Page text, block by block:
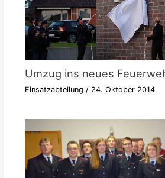
Umzug ins neues
Einsatzabteilung / 24. Oktober 2014